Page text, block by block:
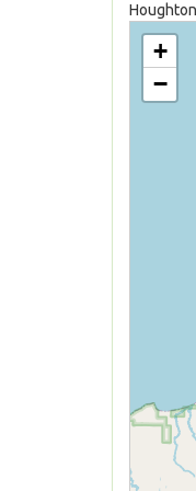
Houghton
+
−